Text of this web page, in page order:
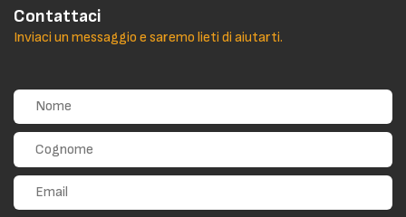
Contattaci
Inviaci un messaggio e saremo lieti di aiutarti.